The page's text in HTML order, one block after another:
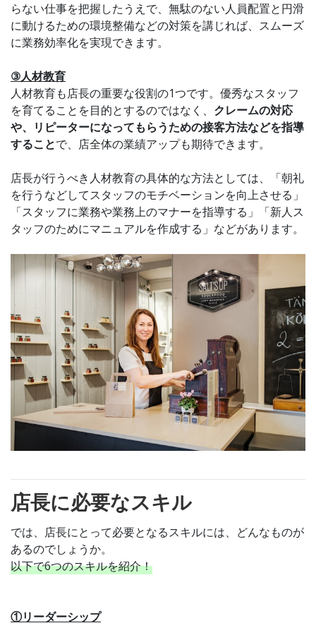
らない仕事を把握したうえで、無駄のない人員配置と円滑
に動けるための環境整備などの対策を講じれば、スムーズ
に業務効率化を実現できます。
③人材教育
人材教育も店長の重要な役割の1つです。優秀なスタッフ
を育てることを目的とするのではなく、 クレームの対応
や、リピーターになってもらうための接客方法などを指導
することで、店全体の業績アップも期待できます。
店長が行うべき人材教育の具体的な方法としては、「朝礼
を行うなどしてスタッフのモチベーションを向上させる」
「スタッフに業務や業務上のマナーを指導する」「新人ス
タッフのためにマニュアルを作成する」などがあります。
店長に必要なスキル
では、店長にとって必要となるスキルには、どんなものが
あるのでしょうか。
以下で6つのスキルを紹介！
①リーダーシップ